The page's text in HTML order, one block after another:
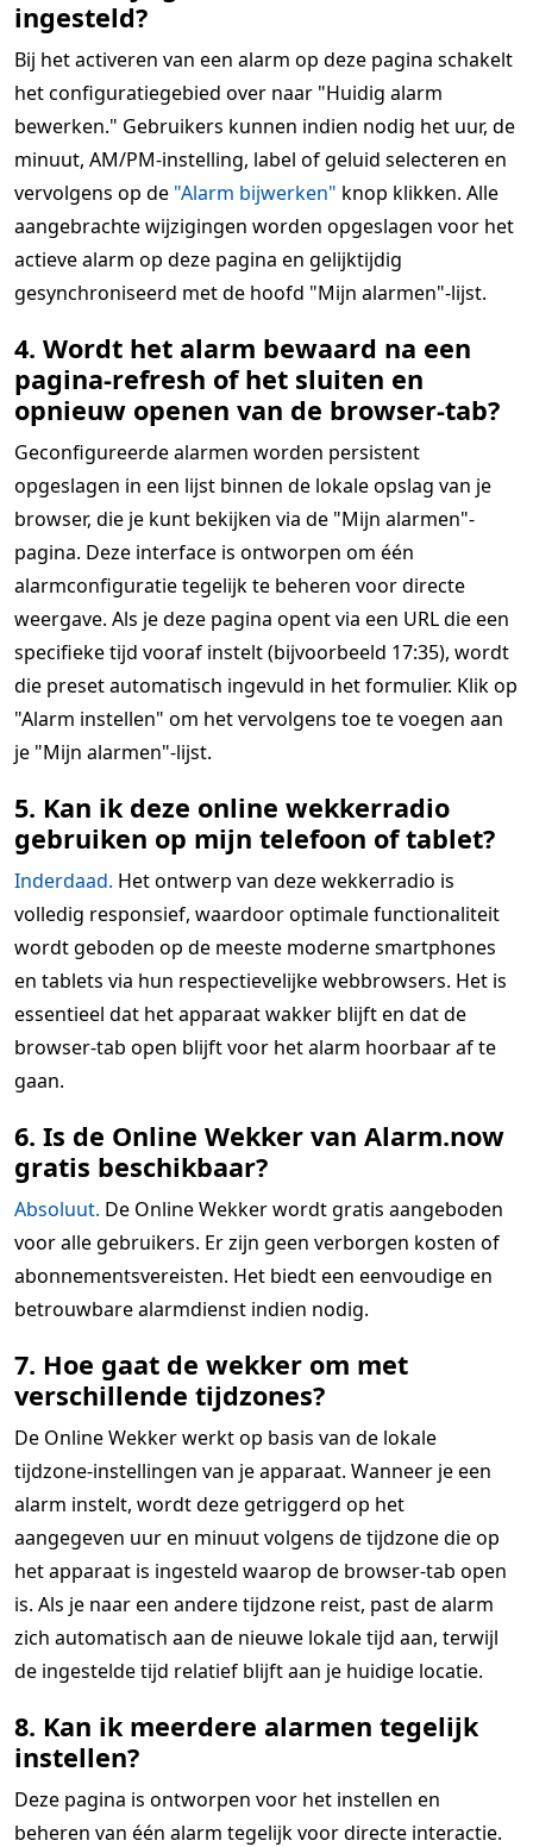
ingesteld?
Bij het activeren van een alarm op deze pagina schakelt
het configuratiegebied over naar "Huidig alarm
bewerken." Gebruikers kunnen indien nodig het uur, de
minuut, AM/PM-instelling, label of geluid selecteren en
vervolgens op de "Alarm bijwerken" knop klikken. Alle
aangebrachte wijzigingen worden opgeslagen voor het
actieve alarm op deze pagina en gelijktijdig
gesynchroniseerd met de hoofd "Mijn alarmen"-lijst.
4. Wordt het alarm bewaard na een
pagina-refresh of het sluiten en
opnieuw openen van de browser-tab?
Geconfigureerde alarmen worden persistent
opgeslagen in een lijst binnen de lokale opslag van je
browser, die je kunt bekijken via de "Mijn alarmen"-
pagina. Deze interface is ontworpen om één
alarmconfiguratie tegelijk te beheren voor directe
weergave. Als je deze pagina opent via een URL die een
specifieke tijd vooraf instelt (bijvoorbeeld 17:35), wordt
die preset automatisch ingevuld in het formulier. Klik op
"Alarm instellen" om het vervolgens toe te voegen aan
je "Mijn alarmen"-lijst.
5. Kan ik deze online wekkerradio
gebruiken op mijn telefoon of tablet?
Inderdaad. Het ontwerp van deze wekkerradio is
volledig responsief, waardoor optimale functionaliteit
wordt geboden op de meeste moderne smartphones
en tablets via hun respectievelijke webbrowsers. Het is
essentieel dat het apparaat wakker blijft en dat de
browser-tab open blijft voor het alarm hoorbaar af te
gaan.
6. Is de Online Wekker van Alarm.now
gratis beschikbaar?
Absoluut. De Online Wekker wordt gratis aangeboden
voor alle gebruikers. Er zijn geen verborgen kosten of
abonnementsvereisten. Het biedt een eenvoudige en
betrouwbare alarmdienst indien nodig.
7. Hoe gaat de wekker om met
verschillende tijdzones?
De Online Wekker werkt op basis van de lokale
tijdzone-instellingen van je apparaat. Wanneer je een
alarm instelt, wordt deze getriggerd op het
aangegeven uur en minuut volgens de tijdzone die op
het apparaat is ingesteld waarop de browser-tab open
is. Als je naar een andere tijdzone reist, past de alarm
zich automatisch aan de nieuwe lokale tijd aan, terwijl
de ingestelde tijd relatief blijft aan je huidige locatie.
8. Kan ik meerdere alarmen tegelijk
instellen?
Deze pagina is ontworpen voor het instellen en
beheren van één alarm tegelijk voor directe interactie.